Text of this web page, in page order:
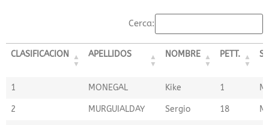
Cerca:
CLASIFICACION APELLIDOS NOMBRE PETT.
CLASIFICACION APELLIDOS NOMBRE PETT.
1 MONEGAL Kike 1 M
2 MURGUIALDAY Sergio 18 M